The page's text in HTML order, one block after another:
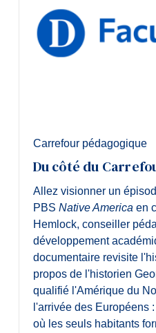
Carrefour pédagogique
Du côté du
Allez visionner un
PBS Native America en
Hemlock, conseiller
développement
documentaire revisite
propos de l'historien
qualifié l'Amérique du
l'arrivée des Européens
où les seuls habitants